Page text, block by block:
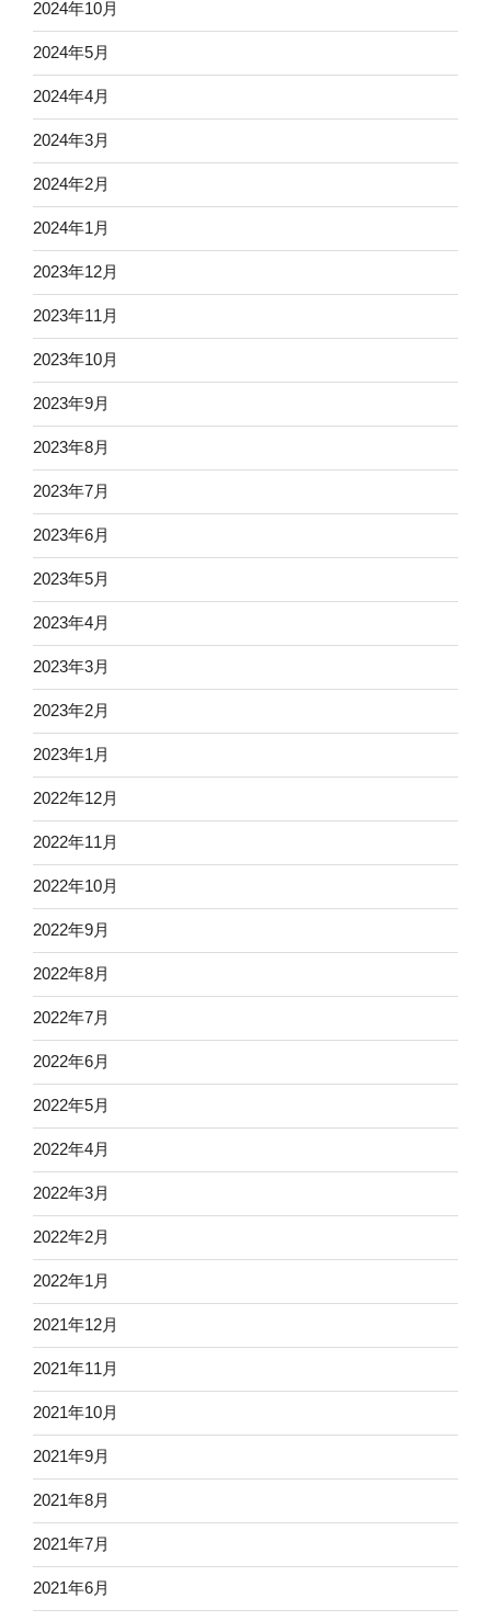
2024年10月
2024年5月
2024年4月
2024年3月
2024年2月
2024年1月
2023年12月
2023年11月
2023年10月
2023年9月
2023年8月
2023年7月
2023年6月
2023年5月
2023年4月
2023年3月
2023年2月
2023年1月
2022年12月
2022年11月
2022年10月
2022年9月
2022年8月
2022年7月
2022年6月
2022年5月
2022年4月
2022年3月
2022年2月
2022年1月
2021年12月
2021年11月
2021年10月
2021年9月
2021年8月
2021年7月
2021年6月